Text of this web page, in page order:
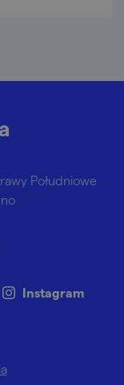
Południowe
Instagram